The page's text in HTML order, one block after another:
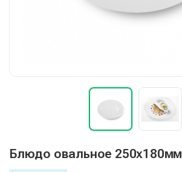
Блюдо овальное 250х180мм